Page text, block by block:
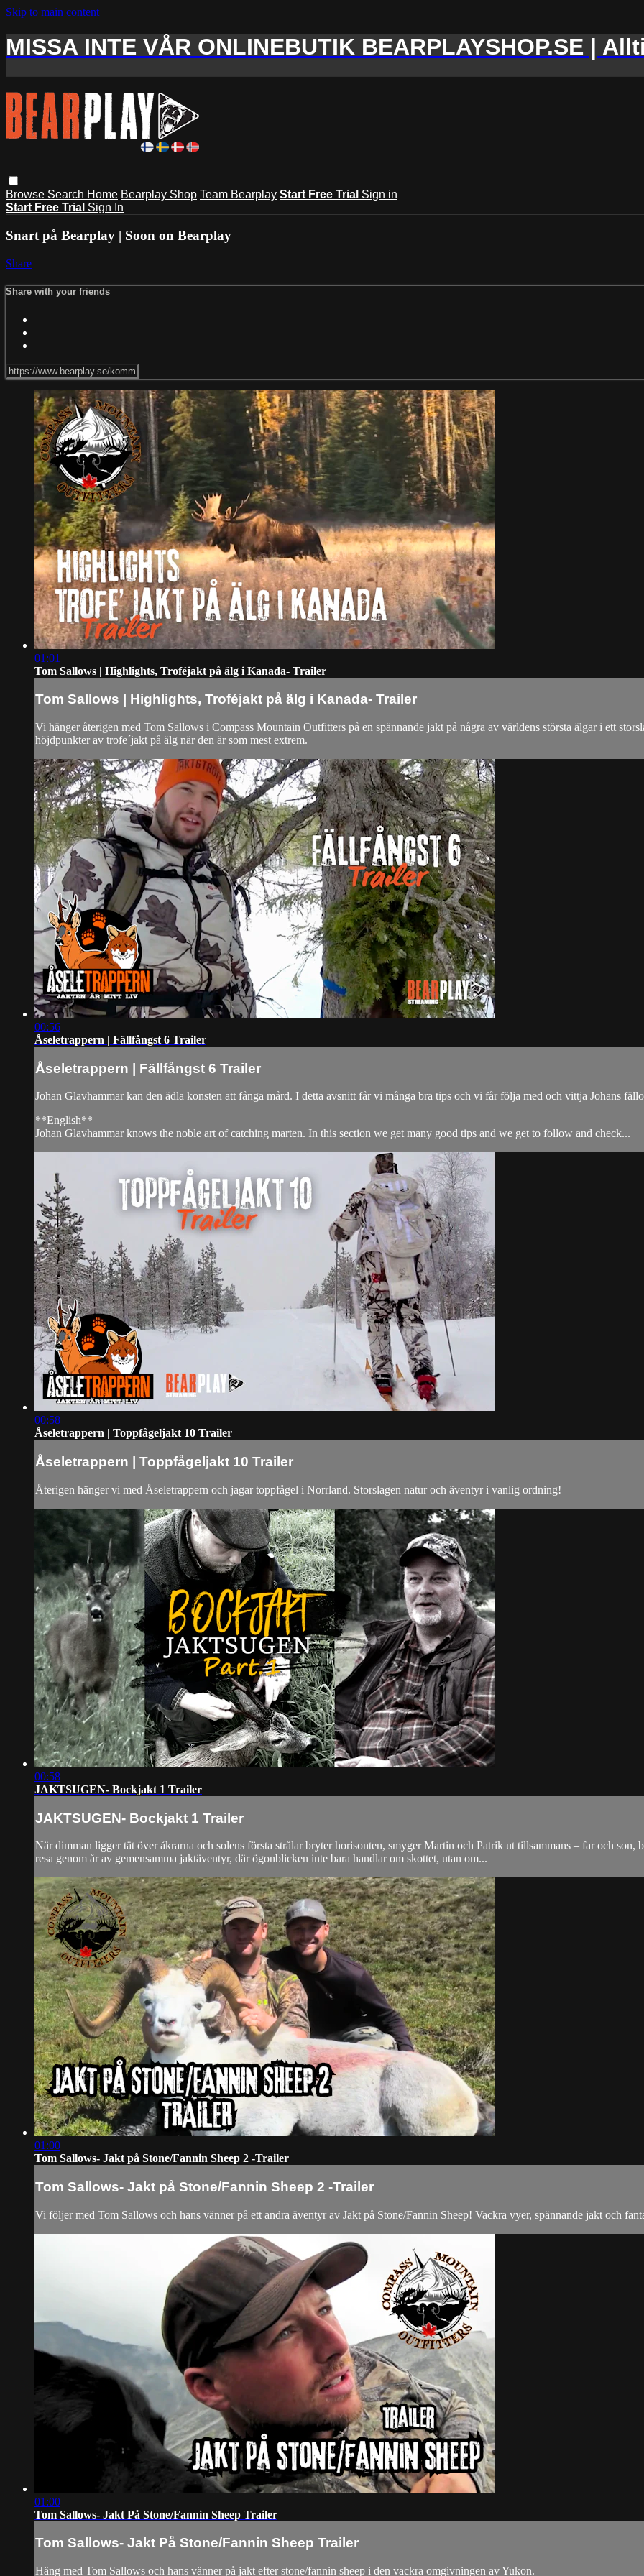
Skip to main content
MISSA INTE VÅR ONLINEBUTIK BEARPLAYSHOP.SE |
Browse Search Home Bearplay Shop Team Bearplay Start Free Trial Sign in
Start Free Trial Sign In
Snart på Bearplay | Soon on Bearplay
Share
Share with your friends
01:01
Tom Sallows | Highlights, Troféjakt på älg i Kanada- Trailer
Tom Sallows | Highlights, Troféjakt på älg i Kanada- Trailer
Vi hänger återigen med Tom Sallows i Compass Mountain Outfitters på en spännande jakt på några av världens största älgar i ett
höjdpunkter av trofe´jakt på älg när den är som mest extrem.
00:56
Åseletrappern | Fällfångst 6 Trailer
Åseletrappern | Fällfångst 6 Trailer
Johan Glavhammar kan den ädla konsten att fånga mård. I detta avsnitt får vi många bra tips och vi får följa med och vittja Johans
**English**
Johan Glavhammar knows the noble art of catching marten. In this section we get many good tips and we get to follow and check...
00:58
Åseletrappern | Toppfågeljakt 10 Trailer
Åseletrappern | Toppfågeljakt 10 Trailer
Återigen hänger vi med Åseletrappern och jagar toppfågel i Norrland. Storslagen natur och äventyr i vanlig ordning!
00:58
JAKTSUGEN- Bockjakt 1 Trailer
JAKTSUGEN- Bockjakt 1 Trailer
När dimman ligger tät över åkrarna och solens första strålar bryter horisonten, smyger Martin och Patrik ut tillsammans – far och son,
resa genom år av gemensamma jaktäventyr, där ögonblicken inte bara handlar om skottet, utan om...
01:00
Tom Sallows- Jakt på Stone/Fannin Sheep 2 -Trailer
Tom Sallows- Jakt på Stone/Fannin Sheep 2 -Trailer
Vi följer med Tom Sallows och hans vänner på ett andra äventyr av Jakt på Stone/Fannin Sheep! Vackra vyer, spännande jakt och
01:00
Tom Sallows- Jakt På Stone/Fannin Sheep Trailer
Tom Sallows- Jakt På Stone/Fannin Sheep Trailer
Häng med Tom Sallows och hans vänner på jakt efter stone/fannin sheep i den vackra omgivningen av Yukon.